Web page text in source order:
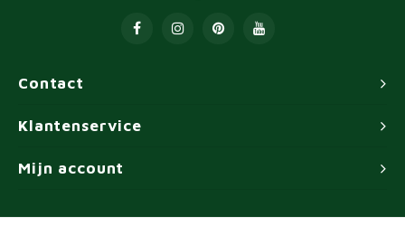
Contact
Klantenservice
Mijn account